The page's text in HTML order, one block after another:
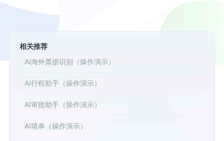
相关推荐
AI海外票据识别（操作演示）
AI行程助手（操作演示）
AI审批助手（操作演示）
AI填单（操作演示）